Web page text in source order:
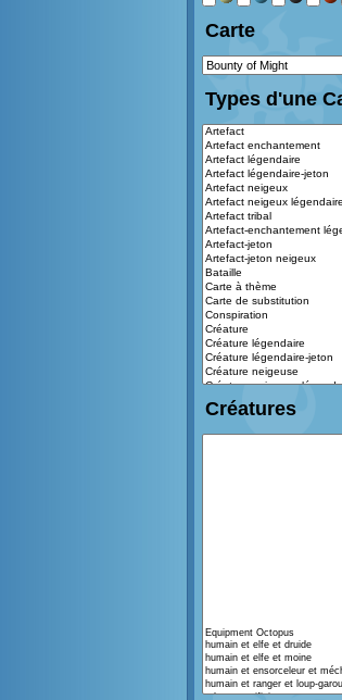
Carte
Types d'une
Créatures